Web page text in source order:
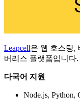
Leapcell은 웹 호스팅,
버리스 플랫폼입니다.
다국어 지원
Node.js,